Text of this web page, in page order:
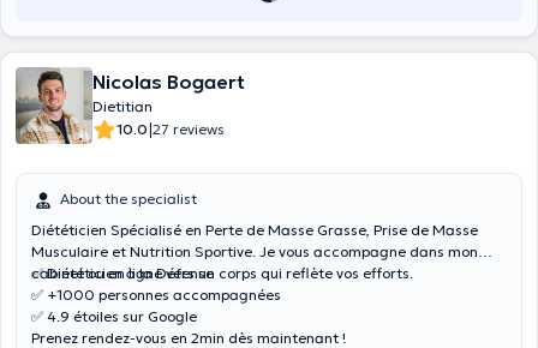
Nicolas Bogaert
Dietitian
10.0|27 reviews
About the specialist
Diététicien Spécialisé en Perte de Masse Grasse, Prise de Masse
Musculaire et Nutrition Sportive. Je vous accompagne dans mon
cabinet ou en ligne vers un corps qui reflète vos efforts.
✅ Diététicien à la Défense
✅ +1000 personnes accompagnées
✅ 4.9 étoiles sur Google
Prenez rendez-vous en 2min dès maintenant !